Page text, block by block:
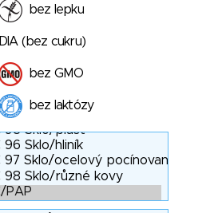
bez lepku
DIA (bez cukru)
bez GMO
bez laktózy